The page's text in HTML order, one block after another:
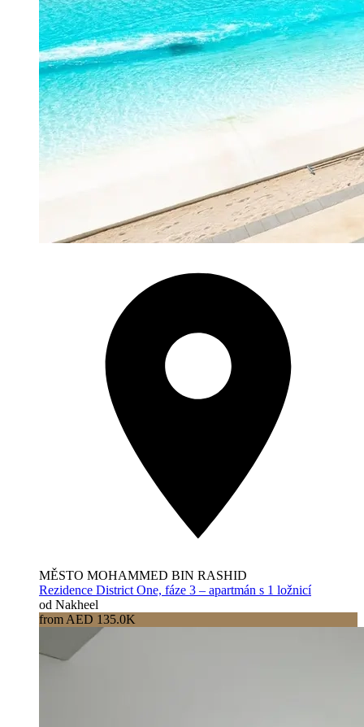
MĚSTO MOHAMMED BIN RASHID
Rezidence District One, fáze 3 – apartmán s 1 ložnicí
od Nakheel
from AED 135.0K